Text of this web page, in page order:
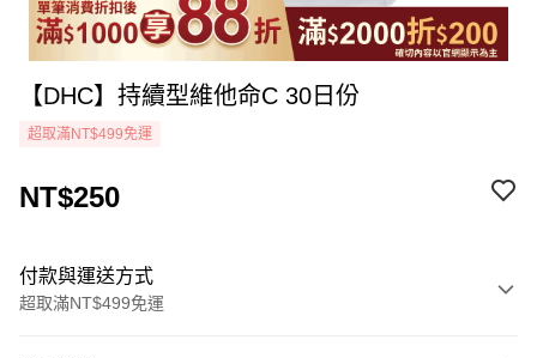
【DHC】持續型維他命C 30日份
超取滿NT$499免運
NT$250
付款與運送方式
超取滿NT$499免運